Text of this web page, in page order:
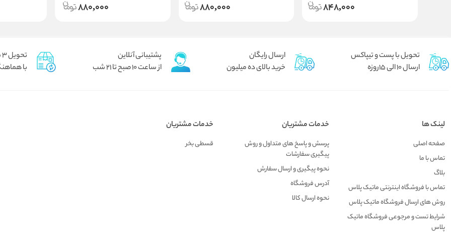
848,000
880,000
880,000
تحویل با پست و تیپاکس
ارسال 10 الی 15روزه
ارسال رایگان
خرید بالای ده میلیون
پشتیبانی آنلاین
از ساعت 10 صبح تا 21 شب
تحویل 3 ساعته برای تهران پیک
با
لینک ها
صفحه اصلی
تماس با ما
بلاگ
تماس با فروشگاه اینترنتی ماتیک پلاس
روش های ارسال فروشگاه ماتیک پلاس
شرایط تست و مرجوعی فروشگاه ماتیک
پلاس
خدمات مشتریان
پرسش و پاسخ های متداول و روش
پیگیری سفارشات
نحوه پیگیری و ارسال سفارش
آدرس فروشگاه
نحوه ارسال کالا
خدمات مشتریان
قسطی بخر